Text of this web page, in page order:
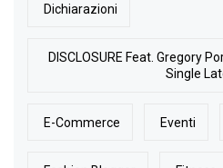
Dichiarazioni
DISCLOSURE Feat. Gregory
Single
E-Commerce Eventi